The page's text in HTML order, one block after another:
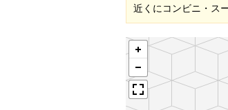
近くにコンビニ・ス